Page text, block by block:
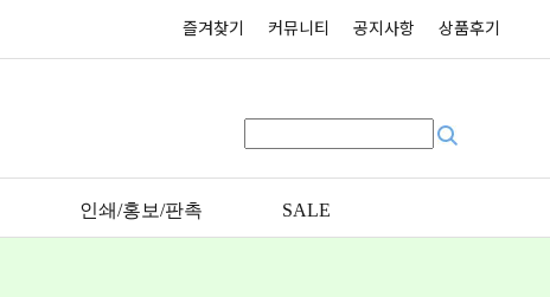
즐겨찾기 커뮤니티 공지사항 상품후기
인쇄/홍보/판촉 SALE